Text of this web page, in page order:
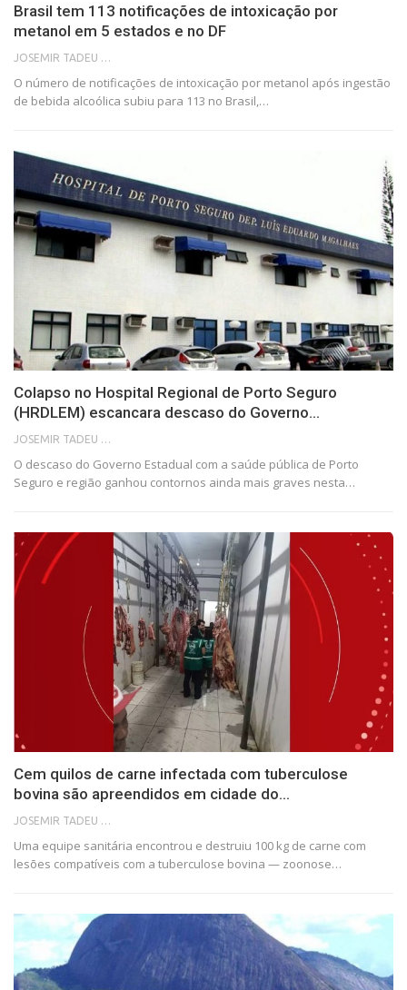
Brasil tem 113 notificações de intoxicação por
metanol em 5 estados e no DF
JOSEMIR TADEU FONSECA
O número de notificações de intoxicação por metanol após ingestão
de bebida alcoólica subiu para 113 no Brasil,…
Colapso no Hospital Regional de Porto Seguro
(HRDLEM) escancara descaso do Governo…
JOSEMIR TADEU FONSECA
O descaso do Governo Estadual com a saúde pública de Porto
Seguro e região ganhou contornos ainda mais graves nesta…
Cem quilos de carne infectada com tuberculose
bovina são apreendidos em cidade do…
JOSEMIR TADEU FONSECA
Uma equipe sanitária encontrou e destruiu 100 kg de carne com
lesões compatíveis com a tuberculose bovina — zoonose…